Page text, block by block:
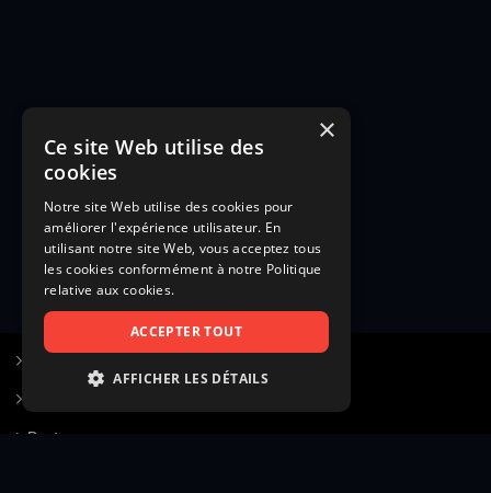
Poster une annonce
×
Ce site Web utilise des
cookies
Notre site Web utilise des cookies pour
améliorer l'expérience utilisateur. En
utilisant notre site Web, vous acceptez tous
les cookies conformément à notre Politique
relative aux cookies.
ACCEPTER TOUT
AFFICHER LES DÉTAILS